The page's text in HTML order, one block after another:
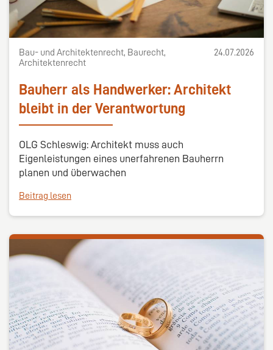
Bau- und Architektenrecht, Baurecht,
Architektenrecht
24.07.2026
Bauherr als Handwerker: Architekt
bleibt in der Verantwortung
OLG Schleswig: Architekt muss auch
Eigenleistungen eines unerfahrenen Bauherrn
planen und überwachen
Beitrag lesen